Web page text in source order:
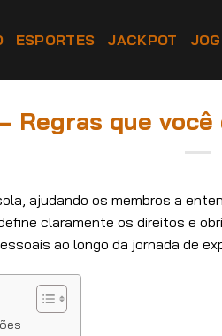
ESPORTES JACKPOT
Regras que
ajudando os membros a
claramente os direitos e
ao longo da jornada de